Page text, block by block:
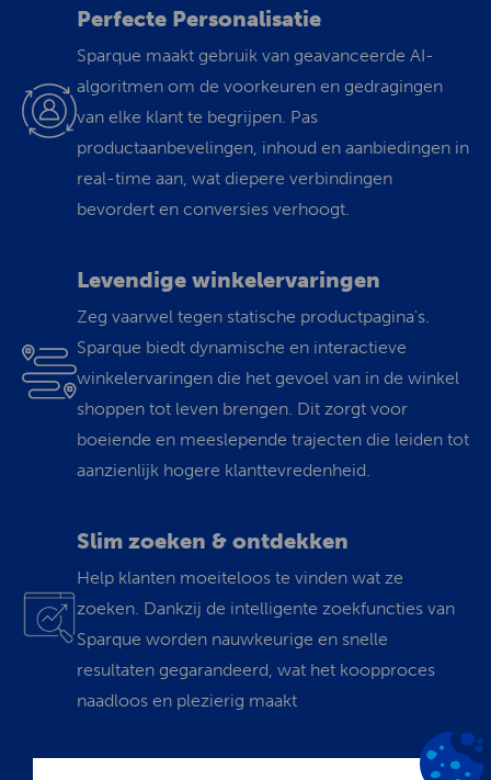
Perfecte Personalisatie
Sparque maakt gebruik van geavanceerde AI-
algoritmen om de voorkeuren en gedragingen
van elke klant te begrijpen. Pas
productaanbevelingen, inhoud en aanbiedingen in
real-time aan, wat diepere verbindingen
bevordert en conversies verhoogt.
Levendige winkelervaringen
Zeg vaarwel tegen statische productpagina's.
Sparque biedt dynamische en interactieve
winkelervaringen die het gevoel van in de winkel
shoppen tot leven brengen. Dit zorgt voor
boeiende en meeslepende trajecten die leiden tot
aanzienlijk hogere klanttevredenheid.
Slim zoeken & ontdekken
Help klanten moeiteloos te vinden wat ze
zoeken. Dankzij de intelligente zoekfuncties van
Sparque worden nauwkeurige en snelle
resultaten gegarandeerd, wat het koopproces
naadloos en plezierig maakt
Hyper-gepersonaliseerde e-mails